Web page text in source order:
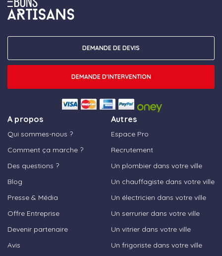
A propos
Qui sommes-nous ?
Comment ça marche ?
Des questions ?
Blog
Presse & Média
Offre Entreprise
Devenir partenaire
Avis
Autres
Espace Pro
Recrutement
Un plombier dans votre ville
Un chauffagiste dans votre ville
Un électricien dans votre ville
Un serrurier dans votre ville
Un vitrier dans votre ville
Un frigoriste dans votre ville
DEMANDE DE DEVIS
DEMANDE D'INTERVENTION